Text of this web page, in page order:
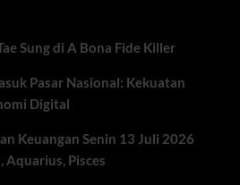
Sung di A Bona Fide Killer
Pasar Nasional: Kekuatan
Digital
Keuangan Senin 13 Juli 2026
Aquarius, Pisces